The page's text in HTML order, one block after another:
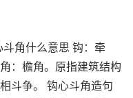
角什么意思 钩：牵
：檐角。原指建筑结构
斗争。 钩心斗角造句